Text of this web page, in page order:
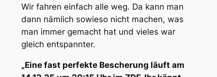
Wir fahren einfach alle weg. Da kann man
dann nämlich sowieso nicht machen, was
man immer gemacht hat und vieles war
gleich entspannter.
„Eine fast perfekte Bescherung läuft am